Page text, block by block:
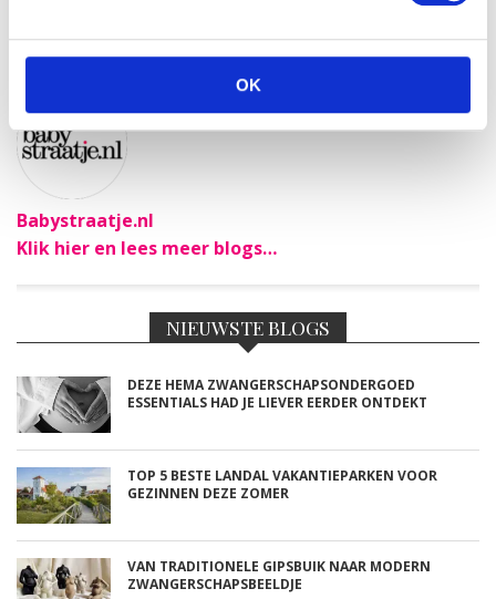
OK
Babystraatje.nl
Klik hier en lees meer blogs…
NIEUWSTE BLOGS
DEZE HEMA ZWANGERSCHAPSONDERGOED
ESSENTIALS HAD JE LIEVER EERDER ONTDEKT
TOP 5 BESTE LANDAL VAKANTIEPARKEN VOOR
GEZINNEN DEZE ZOMER
VAN TRADITIONELE GIPSBUIK NAAR MODERN
ZWANGERSCHAPSBEELDJE